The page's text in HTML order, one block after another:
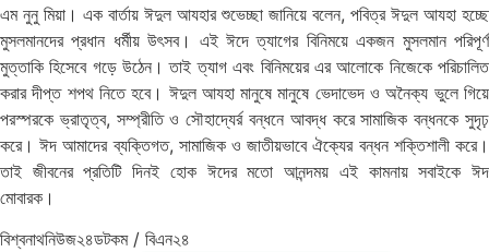
এম নুনু মিয়া। এক বার্তায় ঈদুল আযহার শুভেচ্ছা জানিয়ে বলেন, পবিত্র ঈদুল আযহা হচ্ছে
মুসলমানদের প্রধান ধর্মীয় উৎসব। এই ঈদে ত্যাগের বিনিময়ে একজন মুসলমান পরিপূর্ণ
মুত্তাকি হিসেবে গড়ে উঠেন। তাই ত্যাগ এবং বিনিময়ের এর আলোকে নিজেকে পরিচালিত
করার দীপ্ত শপথ নিতে হবে। ঈদুল আযহা মানুষে মানুষে ভেদাভেদ ও অনৈক্য ভুলে গিয়ে
পরস্পরকে ভ্রাতৃত্ব, সম্প্রীতি ও সৌহাদ্যের্র বন্ধনে আবদ্ধ করে সামাজিক বন্ধনকে সুদৃঢ়
করে। ঈদ আমাদের ব্যক্তিগত, সামাজিক ও জাতীয়ভাবে ঐক্যের বন্ধন শক্তিশালী করে।
তাই জীবনের প্রতিটি দিনই হোক ঈদের মতো আনন্দময় এই কামনায় সবাইকে ঈদ
মোবারক।
বিশ্বনাথনিউজ২৪ডটকম / বিএন২৪